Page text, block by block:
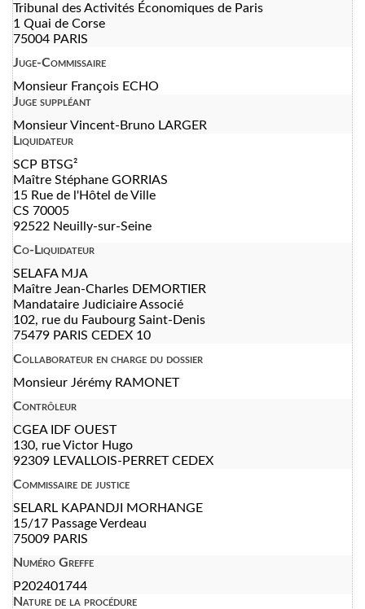
Tribunal des Activités Économiques de Paris
1 Quai de Corse
75004 PARIS
Juge-Commissaire
Monsieur François ECHO
Juge suppléant
Monsieur Vincent-Bruno LARGER
Liquidateur
SCP BTSG²
Maître Stéphane GORRIAS
15 Rue de l'Hôtel de Ville
CS 70005
92522 Neuilly-sur-Seine
Co-Liquidateur
SELAFA MJA
Maître Jean-Charles DEMORTIER
Mandataire Judiciaire Associé
102, rue du Faubourg Saint-Denis
75479 PARIS CEDEX 10
Collaborateur en charge du dossier
Monsieur Jérémy RAMONET
Contrôleur
CGEA IDF OUEST
130, rue Victor Hugo
92309 LEVALLOIS-PERRET CEDEX
Commissaire de justice
SELARL KAPANDJI MORHANGE
15/17 Passage Verdeau
75009 PARIS
Numéro Greffe
P202401744
Nature de la procédure